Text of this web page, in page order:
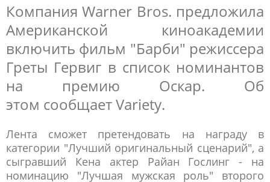
Компания Warner Bros. предложила
Американской киноакадемии
включить фильм "Барби" режиссера
Греты Гервиг в список номинантов
на премию Оскар. Об
этом сообщает Variety.
Лента сможет претендовать на награду в
категории "Лучший оригинальный сценарий", а
сыгравший Кена актер Райан Гослинг - на
номинацию "Лучшая мужская роль" второго